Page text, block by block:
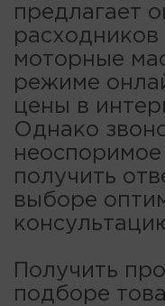
предлагает
моторные
режиме
цены в
Однако
получить
выборе
Получить
подборе